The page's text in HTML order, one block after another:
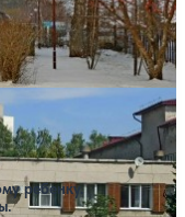
ребенку.
выбранные даты